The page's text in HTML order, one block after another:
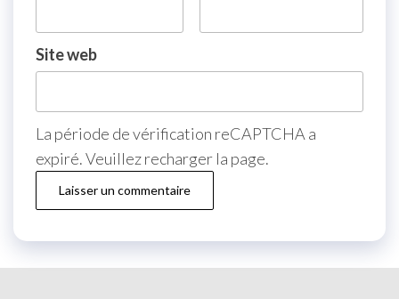
Site web
La période de vérification reCAPTCHA a
expiré. Veuillez recharger la page.